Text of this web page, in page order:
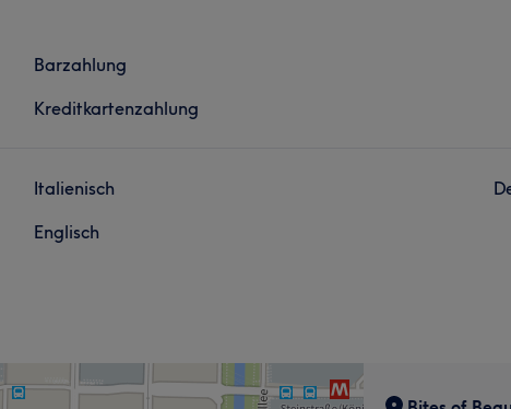
Barzahlung
Kreditkartenzahlung
Italienisch
Englisch